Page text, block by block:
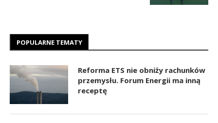
POPULARNE TEMATY
Reforma ETS nie obniży rachunków
przemysłu. Forum Energii ma inną
receptę